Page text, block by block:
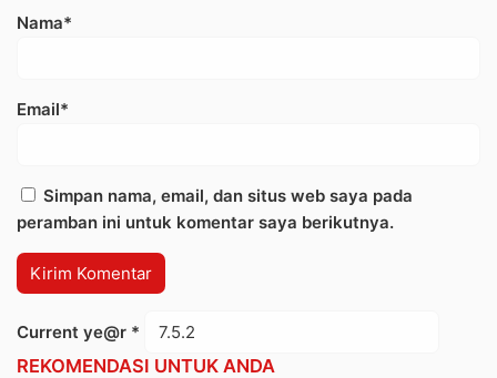
Nama*
Email*
Simpan nama, email, dan situs web saya pada
peramban ini untuk komentar saya berikutnya.
Current ye@r *
REKOMENDASI UNTUK ANDA